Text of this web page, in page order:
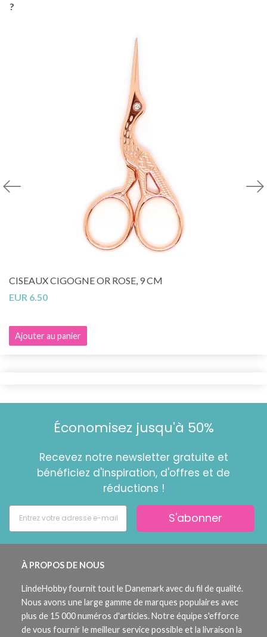
?
CISEAUX CIGOGNE OR ROSE, 9 CM
EUR 6.50
Ajouter au panier
Économisez jusqu'à 50%
Recevez notre newsletter gratuite et
bénéficiez d'inspiration, d'offres et de
réductions !
S'abonner
À PROPOS DE NOUS
LindeHobby fournit tout le Danemark avec du fil de qualité.
Nous avons une large gamme de marques populaires avec
plus de 15 000 numéros d'articles. Notre équipe s'efforce
de vous fournir le meilleur service possible et la livraison la